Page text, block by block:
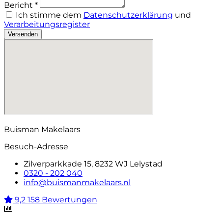
Bericht *
Ich stimme dem Datenschutzerklärung und
Verarbeitungsregister
Versenden
Buisman Makelaars
Besuch-Adresse
Zilverparkkade 15, 8232 WJ Lelystad
0320 - 202 040
info@buismanmakelaars.nl
9,2 158 Bewertungen